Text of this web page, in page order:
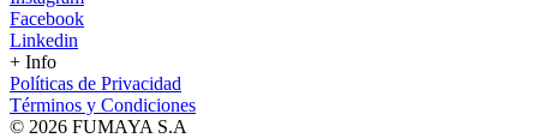
Facebook
Linkedin
+ Info
Políticas de Privacidad
Términos y Condiciones
© 2026 FUMAYA S.A